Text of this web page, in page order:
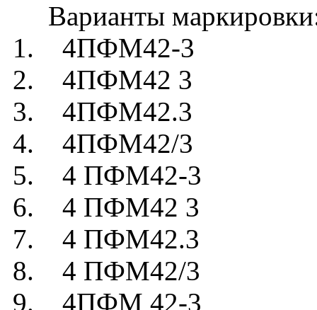
Варианты
1. 4ПФМ42-3
2. 4ПФМ42 3
3. 4ПФМ42.3
4. 4ПФМ42/3
5. 4 ПФМ42-3
6. 4 ПФМ42 3
7. 4 ПФМ42.3
8. 4 ПФМ42/3
9. 4ПФМ 42-3